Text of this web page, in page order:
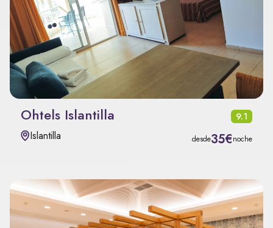
Ohtels Islantilla 9.1
Islantilla desde35€noche